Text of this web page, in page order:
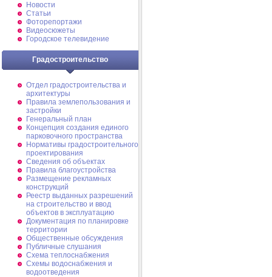
Новости
Статьи
Фоторепортажи
Видеосюжеты
Городское телевидение
Градостроительство
Отдел градостроительства и
архитектуры
Правила землепользования и
застройки
Генеральный план
Концепция создания единого
парковочного пространства
Нормативы градостроительного
проектирования
Сведения об объектах
Правила благоустройства
Размещение рекламных
конструкций
Реестр выданных разрешений
на строительство и ввод
объектов в эксплуатацию
Документация по планировке
территории
Общественные обсуждения
Публичные слушания
Схема теплоснабжения
Схемы водоснабжения и
водоотведения